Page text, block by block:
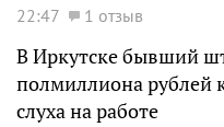
22:47 1 отзыв
В Иркутске бывший
полмиллиона рублей
слуха на работе